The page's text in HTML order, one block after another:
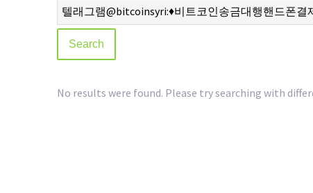
No results were found. Please try searching with